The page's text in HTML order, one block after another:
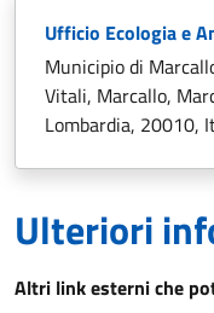
Ufficio Ecologia e
Municipio di
Vitali, Marcallo,
Lombardia, 20010,
Ulteriori
Altri link esterni che